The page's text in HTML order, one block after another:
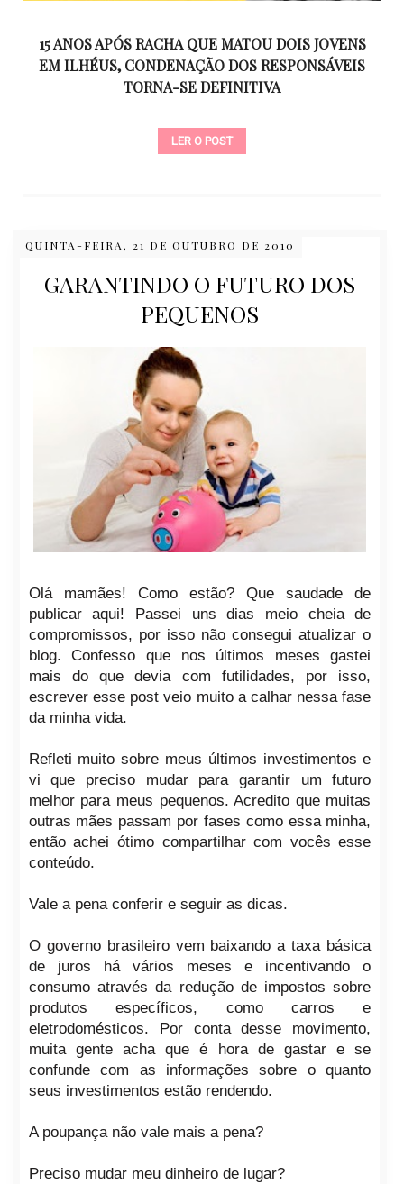
15 ANOS APÓS RACHA QUE MATOU DOIS JOVENS
EM ILHÉUS, CONDENAÇÃO DOS RESPONSÁVEIS
TORNA-SE DEFINITIVA
LER O POST
QUINTA-FEIRA, 21 DE OUTUBRO DE 2010
GARANTINDO O FUTURO DOS
PEQUENOS
Olá mamães! Como estão? Que saudade de
publicar aqui! Passei uns dias meio cheia de
compromissos, por isso não consegui atualizar o
blog. Confesso que nos últimos meses gastei
mais do que devia com futilidades, por isso,
escrever esse post veio muito a calhar nessa fase
da minha vida.
Refleti muito sobre meus últimos investimentos e
vi que preciso mudar para garantir um futuro
melhor para meus pequenos. Acredito que muitas
outras mães passam por fases como essa minha,
então achei ótimo compartilhar com vocês esse
conteúdo.
Vale a pena conferir e seguir as dicas.
O governo brasileiro vem baixando a taxa básica
de juros há vários meses e incentivando o
consumo através da redução de impostos sobre
produtos específicos, como carros e
eletrodomésticos. Por conta desse movimento,
muita gente acha que é hora de gastar e se
confunde com as informações sobre o quanto
seus investimentos estão rendendo.
A poupança não vale mais a pena?
Preciso mudar meu dinheiro de lugar?